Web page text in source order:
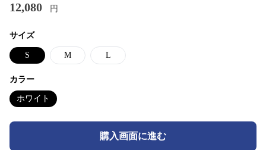
12,080 円
サイズ
S M L
カラー
ホワイト
購入画面に進む